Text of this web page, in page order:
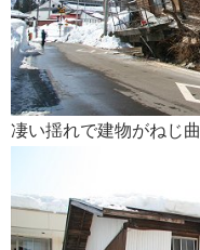
凄い揺れで建物がねじ